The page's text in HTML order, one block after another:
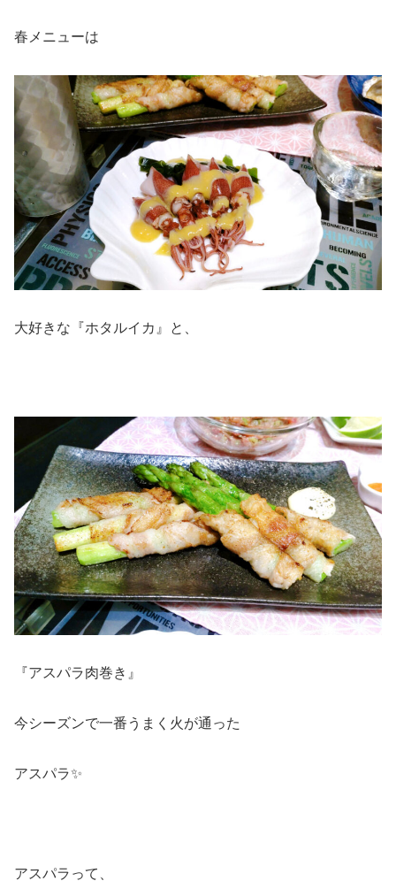
春メニューは
大好きな『ホタルイカ』と、
『アスパラ肉巻き』
今シーズンで一番うまく火が通った
アスパラ✨
アスパラって、